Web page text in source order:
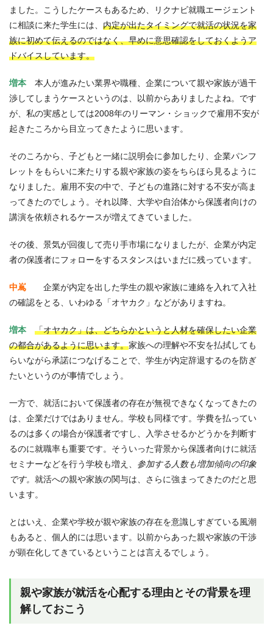
ました。こうしたケースもあるため、リクナビ就職エージェント
に相談に来た学生には、 内定が出たタイミングで就活の状況を家
族に初めて伝えるのではなく、早めに意思確認をしておくようア
ドバイスしています。
増本 本人が進みたい業界や職種、企業について親や家族が過干
渉してしまうケースというのは、以前からありましたよね。です
が、私の実感としては2008年のリーマン・ショックで雇用不安が
起きたころから目立ってきたように思います。
そのころから、子どもと一緒に説明会に参加したり、企業パンフ
レットをもらいに来たりする親や家族の姿をちらほら見るように
なりました。雇用不安の中で、子どもの進路に対する不安が高ま
ってきたのでしょう。それ以降、大学や自治体から保護者向けの
講演を依頼されるケースが増えてきていました。
その後、景気が回復して売り手市場になりましたが、企業が内定
者の保護者にフォローをするスタンスはいまだに残っています。
中嶌
企業が内定を出した学生の親や家族に連絡を入れて入社
の確認をとる、いわゆる「オヤカク」などがありますね。
増本 「オヤカク」は、どちらかというと人材を確保したい企業
の都合があるように思います。家族への理解や不安を払拭しても
らいながら承諾につなげることで、学生が内定辞退するのを防ぎ
たいというのが事情でしょう。
一方で、就活において保護者の存在が無視できなくなってきたの
は、企業だけではありません。学校も同様です。学費を払ってい
るのは多くの場合が保護者ですし、入学させるかどうかを判断す
るのに就職率も重要です。そういった背景から保護者向けに就活
セミナーなどを行う学校も増え、 参加する人数も増加傾向の印象
です。 就活への親や家族の関与は、さらに強まってきたのだと思
います。
とはいえ、企業や学校が親や家族の存在を意識しすぎている風潮
もあると、個人的には思います。以前からあった親や家族の干渉
が顕在化してきているということは言えるでしょう。
親や家族が就活を心配する理由とその背景を理
解しておこう